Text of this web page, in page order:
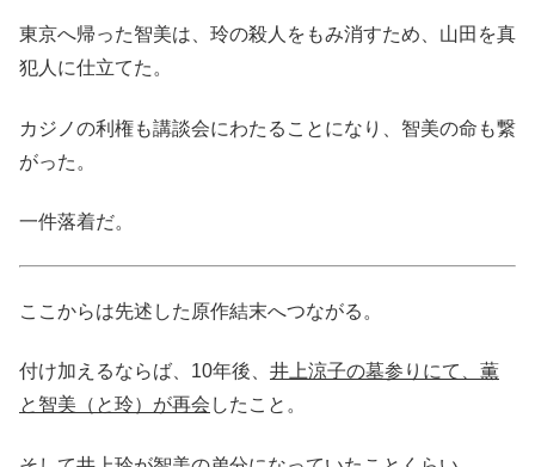
東京へ帰った智美は、玲の殺人をもみ消すため、山田を真
犯人に仕立てた。
カジノの利権も講談会にわたることになり、智美の命も繋
がった。
一件落着だ。
ここからは先述した原作結末へつながる。
付け加えるならば、10年後、 井上涼子の墓参りにて、薫
と智美（と玲）が再会 したこと。